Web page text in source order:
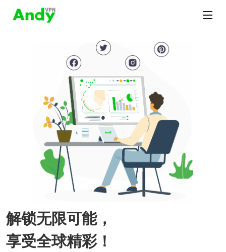
解锁无限可能，
享受全球精彩！